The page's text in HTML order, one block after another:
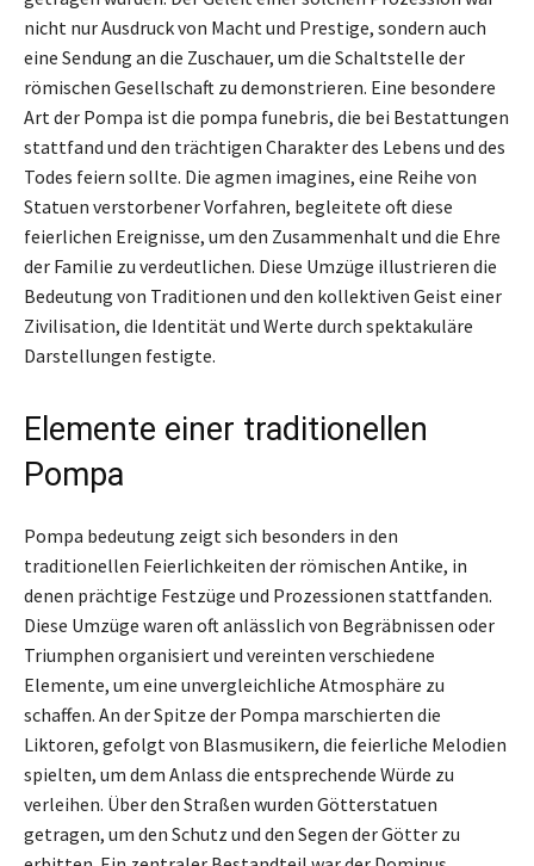
nicht nur Ausdruck von Macht und Prestige, sondern auch
eine Sendung an die Zuschauer, um die Schaltstelle der
römischen Gesellschaft zu demonstrieren. Eine besondere
Art der Pompa ist die pompa funebris, die bei Bestattungen
stattfand und den trächtigen Charakter des Lebens und des
Todes feiern sollte. Die agmen imagines, eine Reihe von
Statuen verstorbener Vorfahren, begleitete oft diese
feierlichen Ereignisse, um den Zusammenhalt und die Ehre
der Familie zu verdeutlichen. Diese Umzüge illustrieren die
Bedeutung von Traditionen und den kollektiven Geist einer
Zivilisation, die Identität und Werte durch spektakuläre
Darstellungen festigte.
Elemente einer traditionellen
Pompa
Pompa bedeutung zeigt sich besonders in den
traditionellen Feierlichkeiten der römischen Antike, in
denen prächtige Festzüge und Prozessionen stattfanden.
Diese Umzüge waren oft anlässlich von Begräbnissen oder
Triumphen organisiert und vereinten verschiedene
Elemente, um eine unvergleichliche Atmosphäre zu
schaffen. An der Spitze der Pompa marschierten die
Liktoren, gefolgt von Blasmusikern, die feierliche Melodien
spielten, um dem Anlass die entsprechende Würde zu
verleihen. Über den Straßen wurden Götterstatuen
getragen, um den Schutz und den Segen der Götter zu